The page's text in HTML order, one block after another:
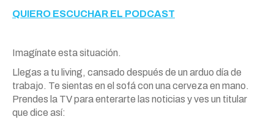
QUIERO ESCUCHAR EL PODCAST
Imagínate esta situación.
Llegas a tu living, cansado después de un arduo día de
trabajo. Te sientas en el sofá con una cerveza en mano.
Prendes la TV para enterarte las noticias y ves un titular
que dice así: